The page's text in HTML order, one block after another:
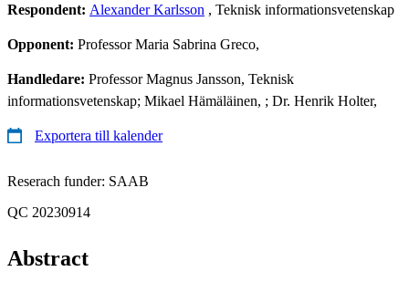
Respondent: Alexander Karlsson , Teknisk informationsvetenskap
Opponent: Professor Maria Sabrina Greco,
Handledare: Professor Magnus Jansson, Teknisk
informationsvetenskap; Mikael Hämäläinen, ; Dr. Henrik Holter,
Exportera till kalender
Reserach funder: SAAB
QC 20230914
Abstract